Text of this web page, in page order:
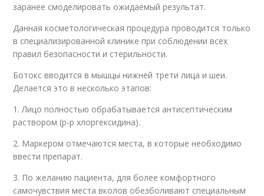
заранее смоделировать ожидаемый результат.
Данная косметологическая процедура проводится только
в специализированной клинике при соблюдении всех
правил безопасности и стерильности.
Ботокс вводится в мышцы нижней трети лица и шеи.
Делается это в несколько этапов:
1. Лицо полностью обрабатывается антисептическим
раствором (р-р хлоргексидина).
2. Маркером отмечаются места, в которые необходимо
ввести препарат.
3. По желанию пациента, для более комфортного
самочувствия места вколов обезболивают специальным